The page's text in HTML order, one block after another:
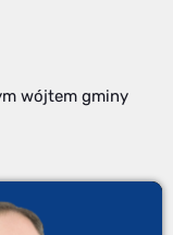
wójtem gminy